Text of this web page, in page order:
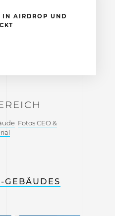
IN AIRDROP UND
Fotos CEO &
GEBÄUDES